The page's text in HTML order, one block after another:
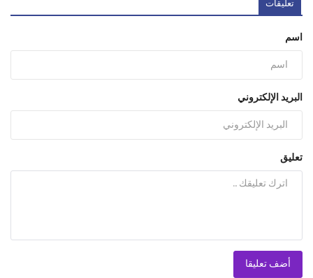
تعليقات
اسم
البريد الإلكتروني
تعليق
أضف تعليقا